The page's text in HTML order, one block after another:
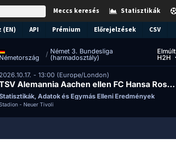
Statisztikák
Meccs keresés
(EN) API Prémium Előrejelzések CSV
Németország / Német 3. Bundesliga
(harmadosztály)
Elmúlt
H2H
2026.10.17. - 13:00 (Europe/London)
TSV Alemannia Aachen ellen FC Hansa Rostock
Adatok és Egymás Elleni Eredmények
- Neuer Tivoli